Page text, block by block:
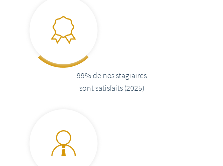
99%de nos stagiaires
sont satisfaits(2025)